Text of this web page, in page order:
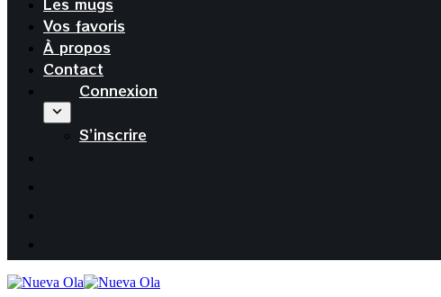
Vos favoris
À propos
Contact
Connexion
S’inscrire